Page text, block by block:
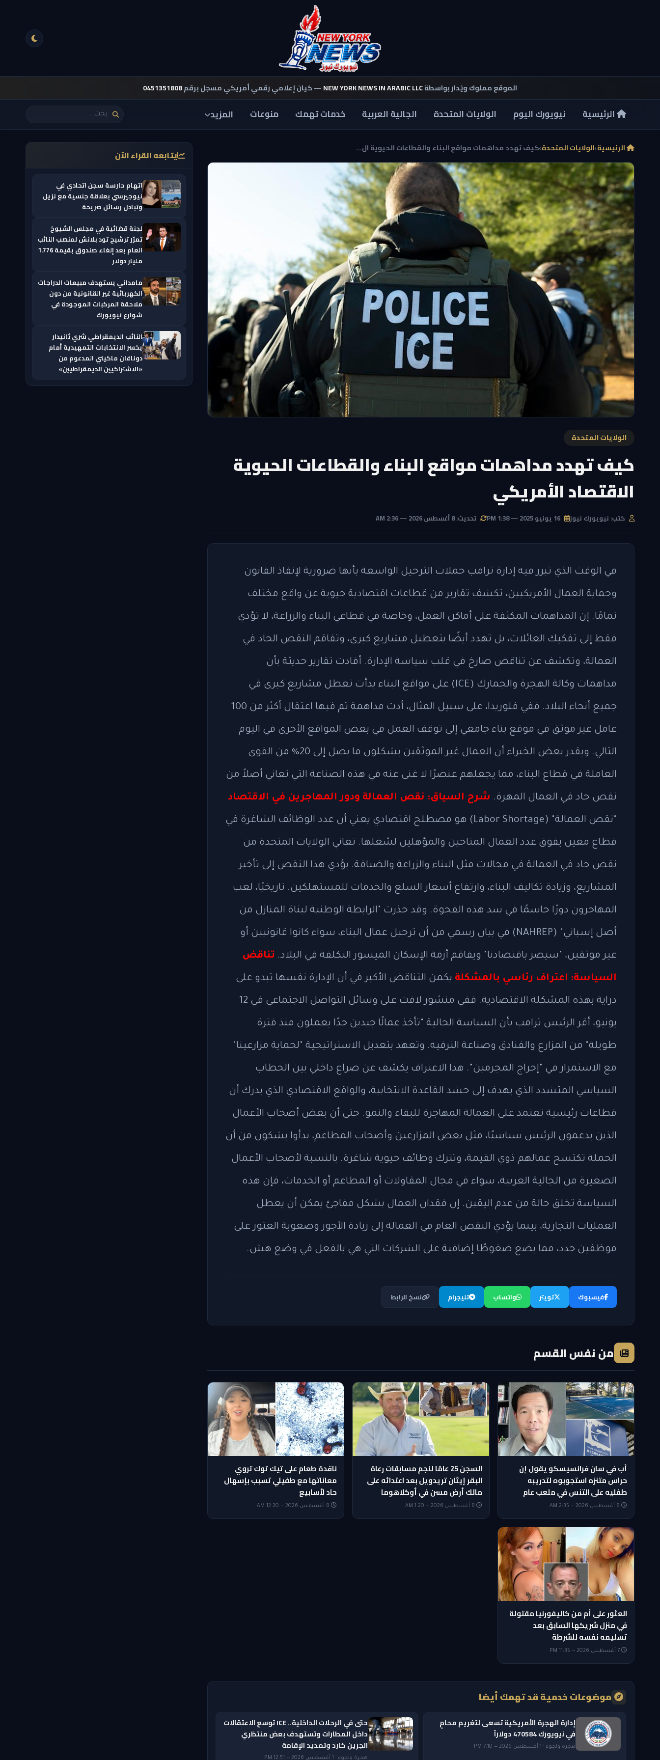
الموقع مملوك ويُدار بواسطةNEW YORK NEWS IN ARABIC LLC— كيان إعلامي رقمي أمريكي مسجل برقم0451351808
الرئيسية نيويورك اليوم الولايات المتحدة الجالية العربية خدمات تهمك منوعات المزيد
الرئيسية›الولايات المتحدة›كيف تهدد مداهمات مواقع البناء والقطاعات الحيوية ال...
الولايات المتحدة
كيف تهدد مداهمات مواقع البناء والقطاعات الحيوية
الاقتصاد الأمريكي
كتب: نيويورك نيوز تحديث: 8 أغسطس 2026 — 2:36 AM
في الوقت الذي تبرر فيه إدارة ترامب حملات الترحيل الواسعة بأنها ضرورية لإنفاذ القانون
وحماية العمال الأمريكيين، تكشف تقارير من قطاعات اقتصادية حيوية عن واقع مختلف
تمامًا. إن المداهمات المكثفة على أماكن العمل، وخاصة في قطاعي البناء والزراعة، لا تؤدي
فقط إلى تفكيك العائلات، بل تهدد أيضًا بتعطيل مشاريع كبرى، وتفاقم النقص الحاد في
العمالة، وتكشف عن تناقض صارخ في قلب سياسة الإدارة. أفادت تقارير حديثة بأن
مداهمات وكالة الهجرة والجمارك (ICE) على مواقع البناء بدأت تعطل مشاريع كبرى في
جميع أنحاء البلاد. ففي فلوريدا، على سبيل المثال، أدت مداهمة تم فيها اعتقال أكثر من 100
عامل غير موثق في موقع بناء جامعي إلى توقف العمل في بعض المواقع الأخرى في اليوم
التالي. ويقدر بعض الخبراء أن العمال غير الموثقين يشكلون ما يصل إلى 20% من القوى
العاملة في قطاع البناء، مما يجعلهم عنصرًا لا غنى عنه في هذه الصناعة التي تعاني أصلاً من
نقص حاد في العمال المهرة. شرح السياق: نقص العمالة ودور المهاجرين في الاقتصاد
"نقص العمالة" (Labor Shortage) هو مصطلح اقتصادي يعني أن عدد الوظائف الشاغرة في
قطاع معين يفوق عدد العمال المتاحين والمؤهلين لشغلها. تعاني الولايات المتحدة من
نقص حاد في العمالة في مجالات مثل البناء والزراعة والضيافة. يؤدي هذا النقص إلى تأخير
المشاريع، وزيادة تكاليف البناء، وارتفاع أسعار السلع والخدمات للمستهلكين. تاريخيًا، لعب
المهاجرون دورًا حاسمًا في سد هذه الفجوة. وقد حذرت "الرابطة الوطنية لبناة المنازل من
أصل إسباني" (NAHREP) في بيان رسمي من أن ترحيل عمال البناء، سواء كانوا قانونيين أو
غير موثقين، "سيضر باقتصادنا" ويفاقم أزمة الإسكان الميسور التكلفة في البلاد. تناقض
السياسة: اعتراف رئاسي بالمشكلة يكمن التناقض الأكبر في أن الإدارة نفسها تبدو على
دراية بهذه المشكلة الاقتصادية. ففي منشور لافت على وسائل التواصل الاجتماعي في 12
يونيو، أقر الرئيس ترامب بأن السياسة الحالية "تأخذ عمالًا جيدين جدًا يعملون منذ فترة
طويلة" من المزارع والفنادق وصناعة الترفيه. وتعهد بتعديل الاستراتيجية "لحماية مزارعينا"
مع الاستمرار في "إخراج المجرمين". هذا الاعتراف يكشف عن صراع داخلي بين الخطاب
السياسي المتشدد الذي يهدف إلى حشد القاعدة الانتخابية، والواقع الاقتصادي الذي يدرك أن
قطاعات رئيسية تعتمد على العمالة المهاجرة للبقاء والنمو. حتى أن بعض أصحاب الأعمال
الذين يدعمون الرئيس سياسيًا، مثل بعض المزارعين وأصحاب المطاعم، بدأوا يشكون من أن
الحملة تكتسح عمالهم ذوي القيمة، وتترك وظائف حيوية شاغرة. بالنسبة لأصحاب الأعمال
الصغيرة من الجالية العربية، سواء في مجال المقاولات أو المطاعم أو الخدمات، فإن هذه
السياسة تخلق حالة من عدم اليقين. إن فقدان العمال بشكل مفاجئ يمكن أن يعطل
العمليات التجارية، بينما يؤدي النقص العام في العمالة إلى زيادة الأجور وصعوبة العثور على
موظفين جدد، مما يضع ضغوطًا إضافية على الشركات التي هي بالفعل في وضع هش.
فيسبوك تويتر واتساب تليجرام نسخ الرابط
من نفس القسم
أب في سان فرانسيسكو يقول إن
حراس متنزه استجوبوه لتدريبه
طفليه على التنس في ملعب عام
السجن 25 عامًا لنجم مسابقات رعاة
البقر إيثان تريدويل بعد اعتدائه على
مالك أرض مسن في أوكلاهوما
ناقدة طعام على تيك توك تروي
معاناتها مع طفيلي تسبب بإسهال
حاد لأسابيع
8 أغسطس 2026 — 12:20 AM
العثور على أم من كاليفورنيا مقتولة
في منزل شريكها السابق بعد
تسليمه نفسه للشرطة
موضوعات خدمية قد تهمك أيضًا
إدارة الهجرة الأمريكية تسعى لتغريم محامٍ
في نيويورك 470584 دولاراً
هجرة ولجوء · 1 أغسطس 2026 — 7:10 PM
حتى في الرحلات الداخلية.. ICE توسع الاعتقالات
داخل المطارات وتستهدف بعض منتظري
الجرين كارد وتمديد الإقامة
هجرة ولجوء · 1 أغسطس 2026 — 12:51 PM
يتابعه القراء الآن
اتهام حارسة سجن اتحادي في
نيوجيرسي بعلاقة جنسية مع نزيل
وتبادل رسائل صريحة
لجنة قضائية في مجلس الشيوخ
تمرّر ترشيح تود بلانش لمنصب النائب
العام بعد إلغاء صندوق بقيمة 1.776
مليار دولار
مامداني يستهدف مبيعات الدراجات
الكهربائية غير القانونية من دون
ملاحقة المركبات الموجودة في
شوارع نيويورك
النائب الديمقراطي شري ثانيدار
يخسر الانتخابات التمهيدية أمام
دونافان ماكيني المدعوم من
«الاشتراكيين الديمقراطيين»